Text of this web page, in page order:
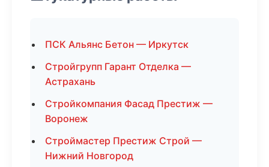
ПСК Альянс Бетон — Иркутск
Стройгрупп Гарант Отделка —
Астрахань
Стройкомпания Фасад Престиж —
Воронеж
Строймастер Престиж Строй —
Нижний Новгород